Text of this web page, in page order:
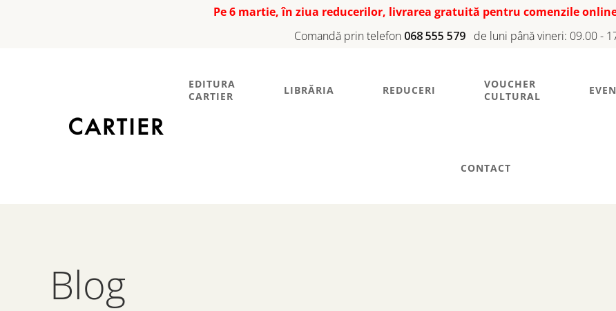
Pe 6 martie, în ziua reducerilor, livrarea gratuită pentru comenzile
Comandă prin telefon 068 555 579 de luni până vineri: 09.00 -
EDITURA
CARTIER
LIBRĂRIA REDUCERI
VOUCHER
CULTURAL
CONTACT
Blog